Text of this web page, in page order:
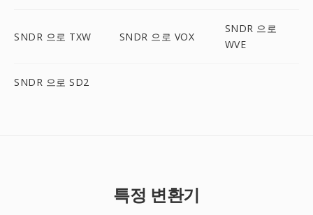
SNDR 으로 TXW SNDR 으로 VOX
SNDR 으로
WVE
SNDR 으로 SD2
특정 변환기